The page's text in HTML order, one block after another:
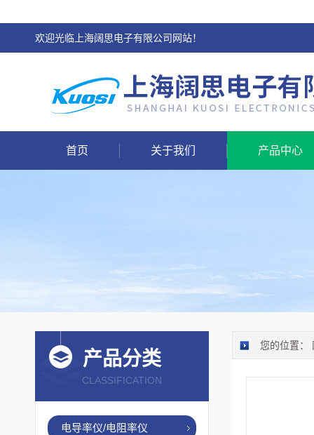
欢迎光临上海阔思电子有限公司网站！
首页 关于我们 产品中心
您的位置：
产品分类
CLASSIFICATION
电导率仪/电阻率仪